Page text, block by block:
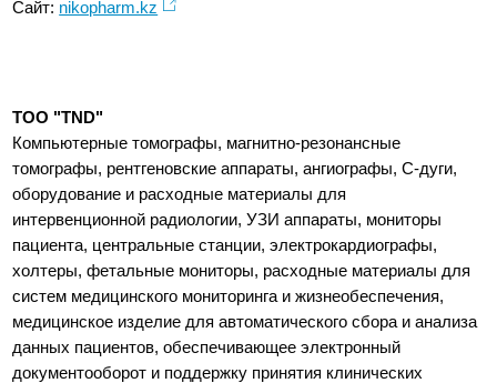
Сайт: nikopharm.kz
ТОО "TND"
Компьютерные томографы, магнитно-резонансные
томографы, рентгеновские аппараты, ангиографы, С-дуги,
оборудование и расходные материалы для
интервенционной радиологии, УЗИ аппараты, мониторы
пациента, центральные станции, электрокардиографы,
холтеры, фетальные мониторы, расходные материалы для
систем медицинского мониторинга и жизнеобеспечения,
медицинское изделие для автоматического сбора и анализа
данных пациентов, обеспечивающее электронный
документооборот и поддержку принятия клинических